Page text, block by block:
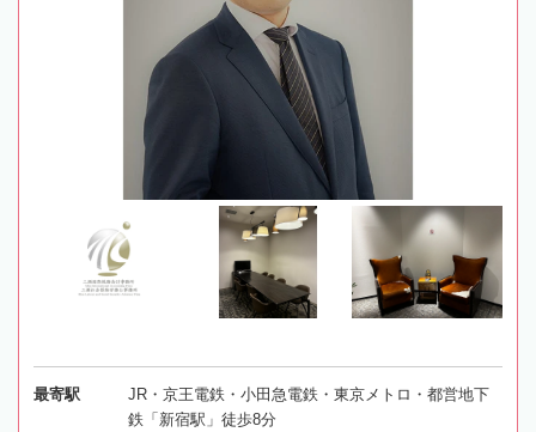
最寄駅
JR・京王電鉄・小田急電鉄・東京メトロ・都営地下
鉄「新宿駅」徒歩8分